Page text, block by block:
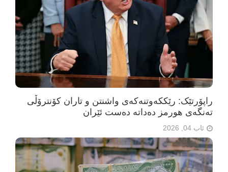
راپۆرتێک: رێککەوتنەکەی واشنتن و تاران کۆنترۆڵی
تەنگەی هورمز دەداتە دەست ئێران
ئاب 04, 2026